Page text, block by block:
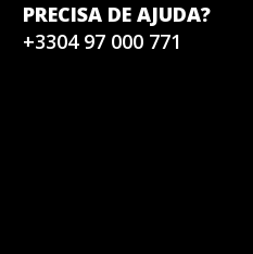
PRECISA DE AJUDA?
+3304 97 000 771